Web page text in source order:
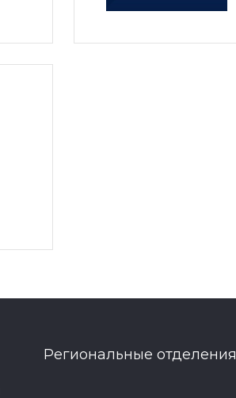
Региональные отделения